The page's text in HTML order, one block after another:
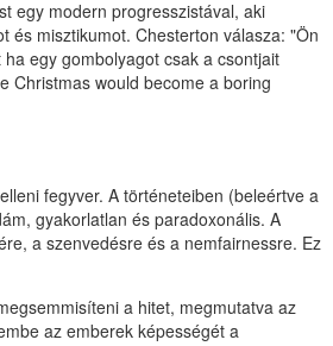
egy modern progresszistával, aki
és misztikumot. Chesterton válasza: "Ön
egy gombolyagot csak a csontjait
Christmas would become a boring
fegyver. A történeteiben (beleértve a
gyakorlatlan és paradoxonális. A
a szenvedésre és a nemfairnessre. Ez
a hitet, megmutatva az
az emberek képességét a